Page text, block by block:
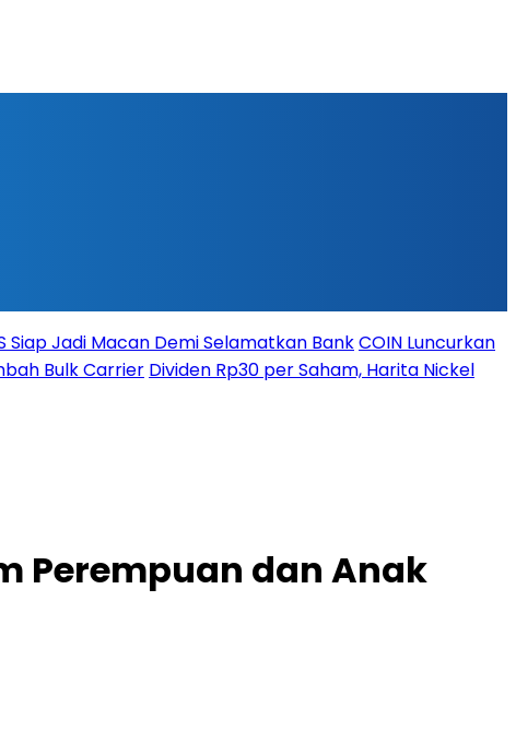
Siap Jadi Macan Demi Selamatkan BankCOIN Luncurkan
Bulk Carrier Dividen Rp30 per Saham, Harita Nickel
Perempuan dan Anak